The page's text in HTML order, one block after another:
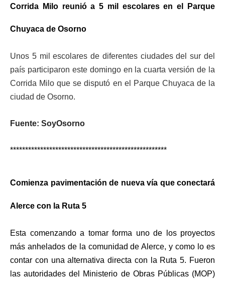
Corrida Milo reunió a 5 mil escolares en el Parque
Chuyaca de Osorno
Unos 5 mil escolares de diferentes ciudades del sur del
país participaron este domingo en la cuarta versión de la
Corrida Milo que se disputó en el Parque Chuyaca de la
ciudad de Osorno.
Fuente: SoyOsorno
****************************************************
Comienza pavimentación de nueva vía que conectará
Alerce con la Ruta 5
Esta comenzando a tomar forma uno de los proyectos
más anhelados de la comunidad de Alerce, y como lo es
contar con una alternativa directa con la Ruta 5. Fueron
las autoridades del Ministerio de Obras Públicas (MOP)